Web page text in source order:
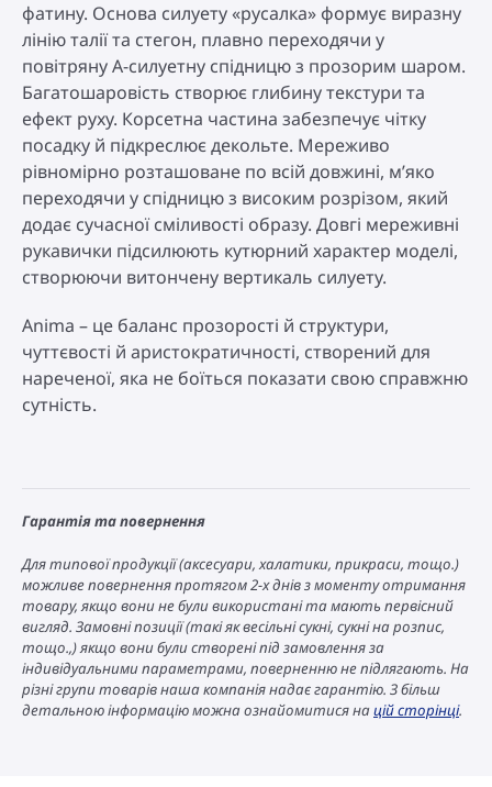
фатину. Основа силуету «русалка» формує виразну
лінію талії та стегон, плавно переходячи у
повітряну А-силуетну спідницю з прозорим шаром.
Багатошаровість створює глибину текстури та
ефект руху. Корсетна частина забезпечує чітку
посадку й підкреслює декольте. Мереживо
рівномірно розташоване по всій довжині, м’яко
переходячи у спідницю з високим розрізом, який
додає сучасної сміливості образу. Довгі мереживні
рукавички підсилюють кутюрний характер моделі,
створюючи витончену вертикаль силуету.
Anima – це баланс прозорості й структури,
чуттєвості й аристократичності, створений для
нареченої, яка не боїться показати свою справжню
сутність.
Гарантія та повернення
Для типової продукції (аксесуари, халатики, прикраси, тощо.)
можливе повернення протягом 2-х днів з моменту отримання
товару, якщо вони не були використані та мають первісний
вигляд. Замовні позиції (такі як весільні сукні, сукні на розпис,
тощо.,) якщо вони були створені під замовлення за
індивідуальними параметрами, поверненню не підлягають. На
різні групи товарів наша компанія надає гарантію. З більш
детальною інформацію можна ознайомитися націй сторінці.